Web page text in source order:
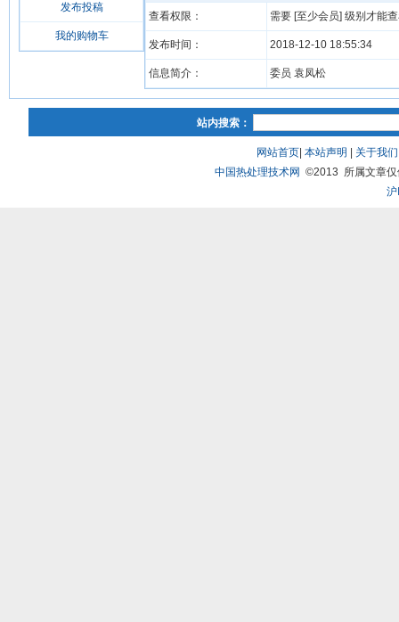
发布投稿
我的购物车
查看权限： 需要 [至少会员] 级别才能
发布时间： 2018-12-10 18:55:34
信息简介： 委员 袁凤松
站内搜索：
网站首页| 本站声明 关于我们
中国热处理技术网 ©2013 所属文章仅